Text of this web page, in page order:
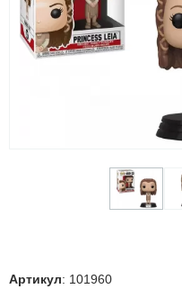
Артикул: 101960